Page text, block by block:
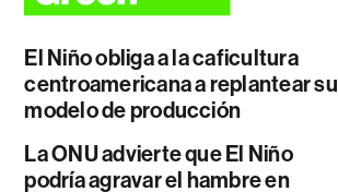
El Niño obliga a la caficultura
centroamericana a replantear su
modelo de producción
La ONU advierte que El Niño
podría agravar el hambre en